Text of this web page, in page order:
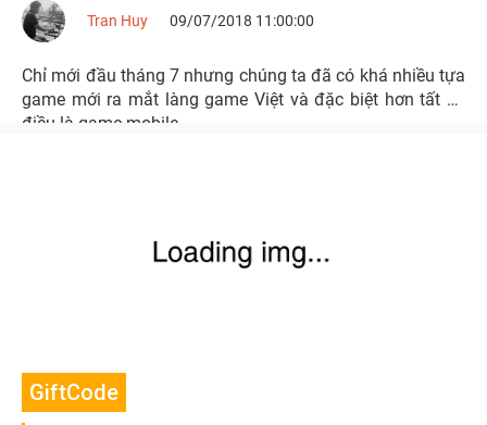
Tran Huy 09/07/2018 11:00:00
Chỉ mới đầu tháng 7 nhưng chúng ta đã có khá nhiều tựa
game mới ra mắt làng game Việt và đặc biệt hơn tất cả
điều là game mobile.
GiftCode